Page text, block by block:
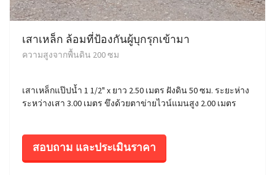
เสาเหล็ก ล้อมที่ป้องกันผู้บุกรุกเข้ามา
ความสูงจากพื้นดิน 200 ซม
เสาเหล็กแป๊ปน้ำ 1 1/2" x ยาว 2.50 เมตร ฝังดิน 50 ซม. ระยะห่าง
ระหว่างเสา 3.00 เมตร ขึงด้วยตาข่ายไวน์แมนสูง 2.00 เมตร
สอบถาม และประเมินราคา